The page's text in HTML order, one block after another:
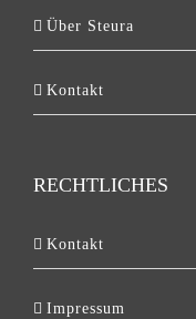
Über Steura
Kontakt
RECHTLICHES
Kontakt
Impressum